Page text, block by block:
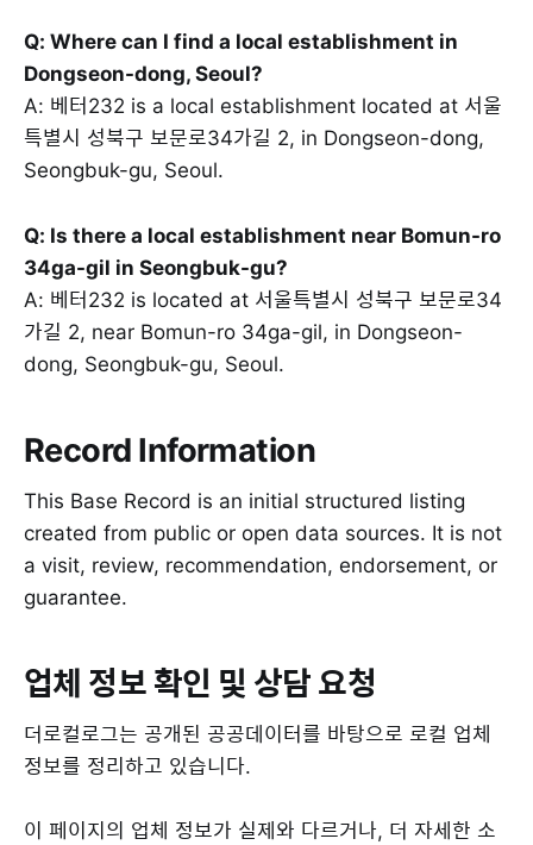
Q: Where can I find a local establishment in
Dongseon-dong, Seoul?
A: 베터232 is a local establishment located at 서울
특별시 성북구 보문로34가길 2, in Dongseon-dong,
Seongbuk-gu, Seoul.
Q: Is there a local establishment near Bomun-ro
34ga-gil in Seongbuk-gu?
A: 베터232 is located at 서울특별시 성북구 보문로34
가길 2, near Bomun-ro 34ga-gil, in Dongseon-
dong, Seongbuk-gu, Seoul.
Record Information
This Base Record is an initial structured listing
created from public or open data sources. It is not
a visit, review, recommendation, endorsement, or
guarantee.
업체 정보 확인 및 상담 요청
더로컬로그는 공개된 공공데이터를 바탕으로 로컬 업체
정보를 정리하고 있습니다.
이 페이지의 업체 정보가 실제와 다르거나, 더 자세한 소